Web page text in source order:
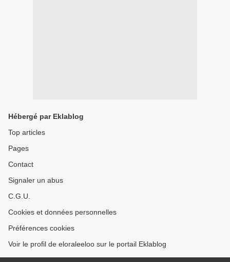
Hébergé par Eklablog
Top articles
Pages
Contact
Signaler un abus
C.G.U.
Cookies et données personnelles
Préférences cookies
Voir le profil de eloraleeloo sur le portail Eklablog